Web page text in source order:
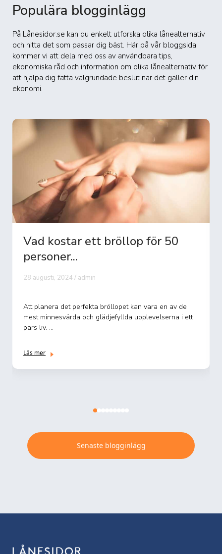
Populära blogginlägg
På Lånesidor.se kan du enkelt utforska olika lånealternativ
och hitta det som passar dig bäst. Här på vår bloggsida
kommer vi att dela med oss av användbara tips,
ekonomiska råd och information om olika lånealternativ för
att hjälpa dig fatta välgrundade beslut när det gäller din
ekonomi.
bröllop för 50
bröllopet kan vara en av de
glädjefyllda upplevelserna i ett
Vad kostar en
Att resa till Grönland
av majestätiska isberg,
Senaste blogginlägg